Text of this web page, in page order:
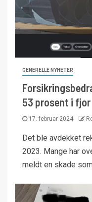
GENERELLE NYHETER
53 prosent i fjor
17. februar 2024
Det ble avdekket
2023. Mange har
meldt en skade